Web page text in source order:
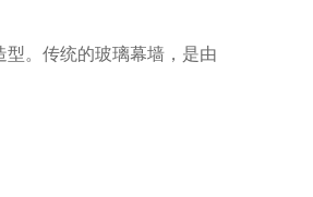
。传统的玻璃幕墙，是由